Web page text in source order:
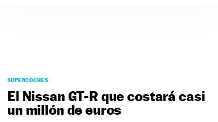
PODCAST
MOTOS
TECNOLOGÍA
SUPERCOCHES
El Nissan GT-R que costará casi
un millón de euros